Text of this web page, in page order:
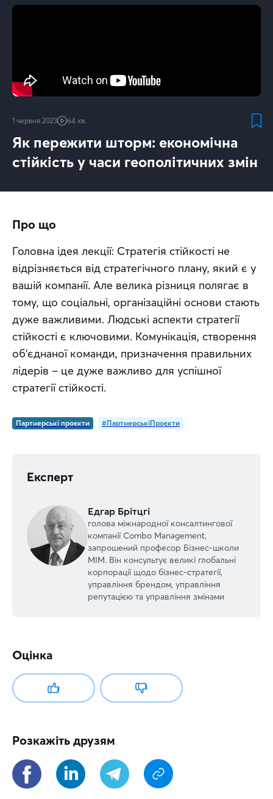
1 червня 2023 64 хв.
Як пережити шторм: економічна
стійкість у часи геополітичних змін
Про що
Головна ідея лекції: Стратегія стійкості не
відрізняється від стратегічного плану, який є у
вашій компанії. Але велика різниця полягає в
тому, що соціальні, організаційні основи стають
дуже важливими. Людські аспекти стратегії
стійкості є ключовими. Комунікація, створення
об’єднаної команди, призначення правильних
лідерів – це дуже важливо для успішної
стратегії стійкості.
Партнерські проєкти #ПартнерськіПроєкти
Експерт
Едгар Брітцгі
голова міжнародної консалтингової
компанії Combo Management,
запрошений професор Бізнес-школи
МІМ. Він консультує великі глобальні
корпорації щодо бізнес-стратегії,
управління брендом, управління
репутацією та управління змінами
Оцінка
Розкажіть друзям